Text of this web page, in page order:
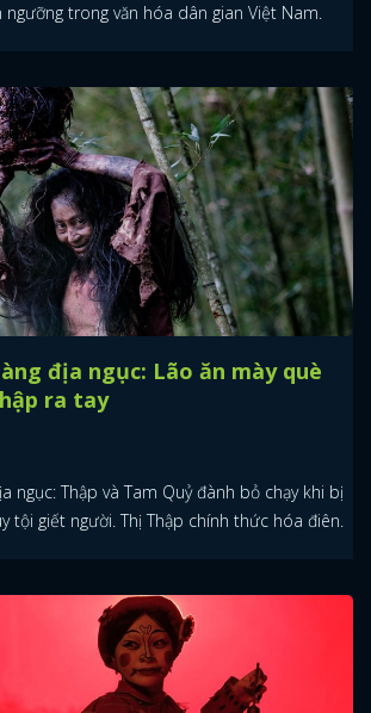
trong văn hóa dân gian Việt Nam.
địa ngục: Lão ăn mày què
ra tay
ngục: Thập và Tam Quỷ đành bỏ chạy khi bị
tội giết người. Thị Thập chính thức hóa điên.